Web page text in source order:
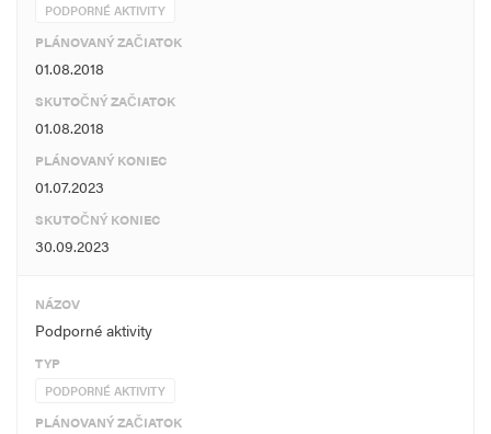
PODPORNÉ AKTIVITY
PLÁNOVANÝ ZAČIATOK
01.08.2018
SKUTOČNÝ ZAČIATOK
01.08.2018
PLÁNOVANÝ KONIEC
01.07.2023
SKUTOČNÝ KONIEC
30.09.2023
NÁZOV
Podporné aktivity
TYP
PODPORNÉ AKTIVITY
PLÁNOVANÝ ZAČIATOK